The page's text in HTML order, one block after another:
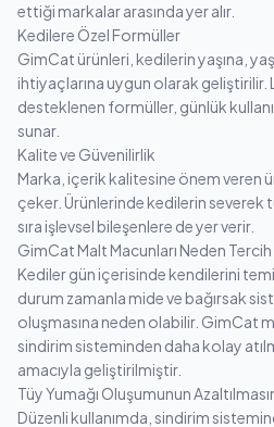
ettiği markalar arasında yer alır.
Kedilere Özel Formüller
GimCat ürünleri, kedilerin yaşına,
ihtiyaçlarına uygun olarak geliştirilir.
desteklenen formüller, günlük
sunar.
Kalite ve Güvenilirlik
Marka, içerik kalitesine önem veren
çeker. Ürünlerinde kedilerin severek
sıra işlevsel bileşenlere de yer verir.
GimCat Malt Macunları Neden Tercih
Kediler gün içerisinde kendilerini
durum zamanla mide ve bağırsak
oluşmasına neden olabilir. GimCat
sindirim sisteminden daha kolay
amacıyla geliştirilmiştir.
Tüy Yumağı Oluşumunun
Düzenli kullanımda, sindirim